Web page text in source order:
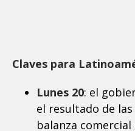
Claves para
Lunes 20: el
el resultado de
balanza